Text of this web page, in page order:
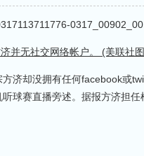
并无社交网络帐户。 (美联社
济却没拥有任何facebook或
球赛直播旁述。据报方济担